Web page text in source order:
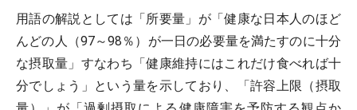
用語の解説としては「所要量」が「健康な日本人のほど
んどの人（97～98％）が一日の必要量を満たすのに十分
な摂取量」すなわち「健康維持にはこれだけ食べれば十
分でしょう」という量を示しており、「許容上限（摂取